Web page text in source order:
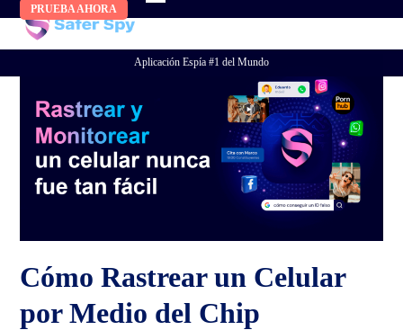
content
PRUEBA AHORA
Aplicación Espía #1 del Mundo
Cómo Rastrear un Celular
por Medio del Chip